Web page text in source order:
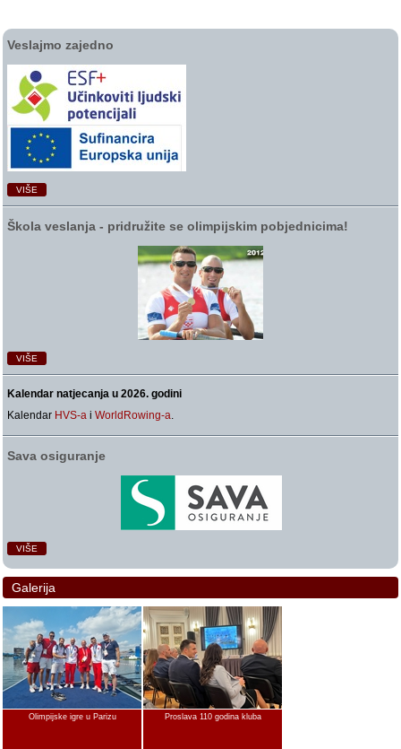
Veslajmo zajedno
VIŠE
Škola veslanja ‑ pridružite se olimpijskim pobjednicima!
VIŠE
Kalendar natjecanja u 2026. godini
Kalendar HVS-a iWorldRowing-a.
Sava osiguranje
VIŠE
Galerija
Olimpijske igre u Parizu Proslava 110 godina kluba